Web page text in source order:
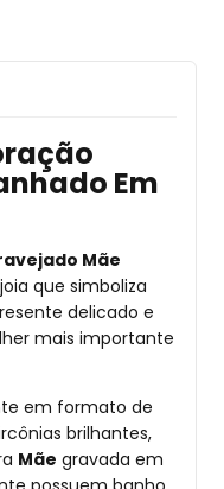
Em
Mãe
que simboliza
delicado e
mais importante
em formato de
brilhantes,
Mãe gravada em